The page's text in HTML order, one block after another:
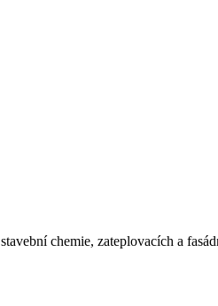
chemie, zateplovacích a